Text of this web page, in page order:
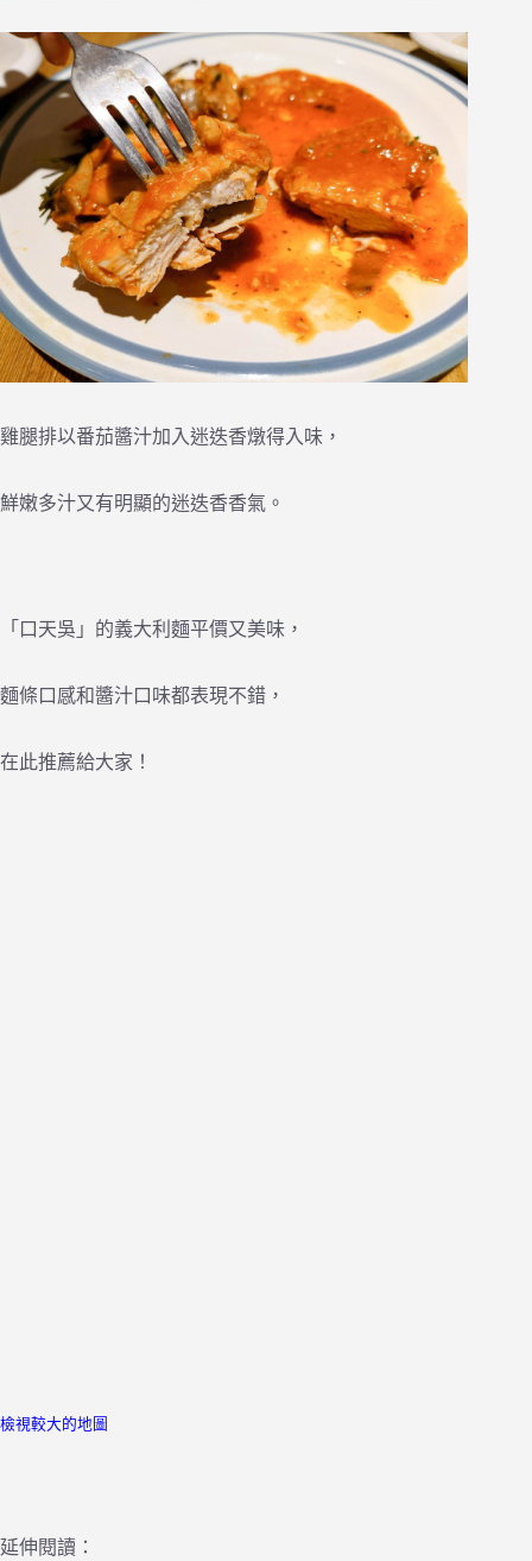
雞腿排以番茄醬汁加入迷迭香燉得入味，
鮮嫩多汁又有明顯的迷迭香香氣。
「口天吳」的義大利麵平價又美味，
麵條口感和醬汁口味都表現不錯，
在此推薦給大家！
檢視較大的地圖
延伸閱讀：